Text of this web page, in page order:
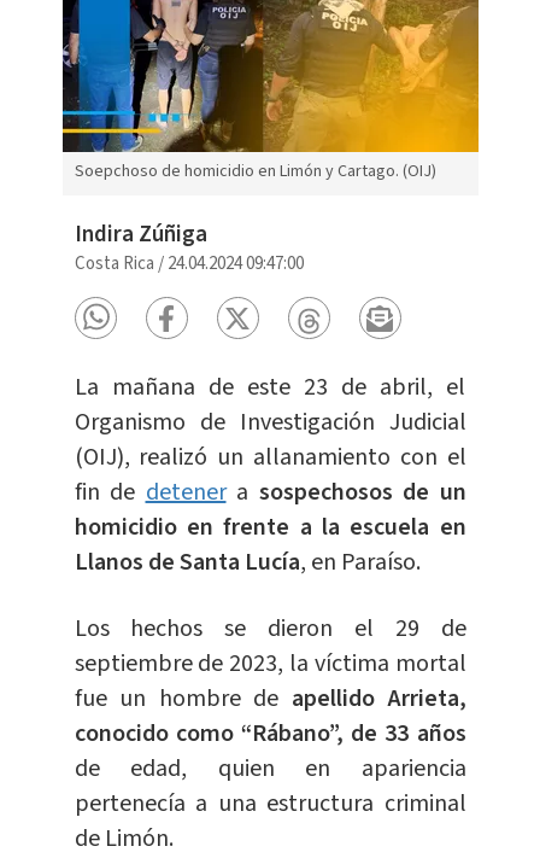
Soepchoso de homicidio en Limón y Cartago. (OIJ)
Indira Zúñiga
Costa Rica /24.04.2024 09:47:00
La mañana de este 23 de abril, el
Organismo de Investigación Judicial
(OIJ), realizó un allanamiento con el
fin dedetenera sospechosos de un
homicidio en frente a la escuela en
Llanos de Santa Lucía, en Paraíso.
Los hechos se dieron el 29 de
septiembre de 2023, la víctima mortal
fue un hombre de apellido Arrieta,
conocido como “Rábano”, de 33 años
de edad, quien en apariencia
pertenecía a una estructura criminal
de Limón.